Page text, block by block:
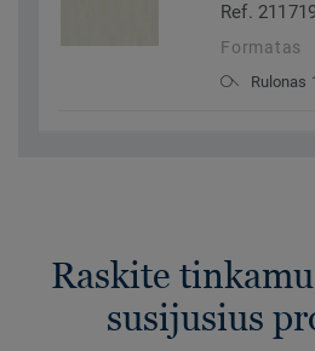
Ref.
Formatas
Rulonas
Raskite
susijusius